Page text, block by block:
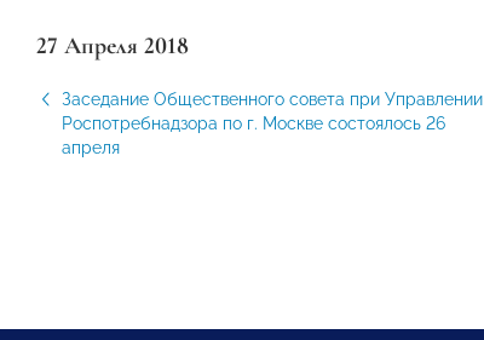
27 Апреля 2018
Заседание Общественного совета при Управлении
Роспотребнадзора по г. Москве состоялось 26
апреля